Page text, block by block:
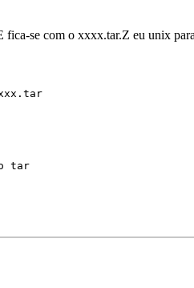
se com o xxxx.tar.Z eu unix
tar